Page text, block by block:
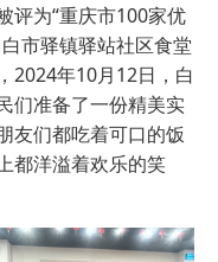
评为“重庆市100家优
市驿镇驿站社区食堂
2024年10月12日，白
们准备了一份精美实
友们都吃着可口的饭
都洋溢着欢乐的笑